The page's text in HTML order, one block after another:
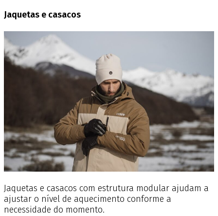
Jaquetas e casacos
Jaquetas e casacos com estrutura modular ajudam a
ajustar o nível de aquecimento conforme a
necessidade do momento.